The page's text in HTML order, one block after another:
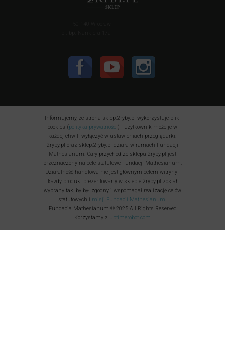
Informujemy, że strona sklep.2ryby.pl wykorzystuje pliki
cookies (polityka prywatności) - użytkownik może je w
każdej chwili wyłączyć w ustawieniach przeglądarki.
2ryby.pl oraz sklep.2ryby.pl działa w ramach Fundacji
Mathesianum. Cały przychód ze sklepu 2ryby.pl jest
przeznaczony na cele statutowe Fundacji Mathesianum.
Działalność handlowa nie jest głównym celem witryny -
każdy produkt prezentowany w sklepie 2ryby.pl został
wybrany tak, by był zgodny i wspomagał realizację celów
statutowych i misji Fundacji Mathesianum.
Fundacja Mathesianum © 2025 All Rights Reserved
Korzystamy z uptimerobot.com